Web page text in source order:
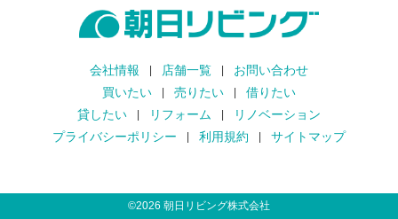
会社情報 店舗一覧
お問い合わせ
買いたい
売りたい
借りたい
貸したい
リフォーム
リノベーション
プライバシーポリシー
利用規約 サイトマップ
©2026 朝日リビング株式会社